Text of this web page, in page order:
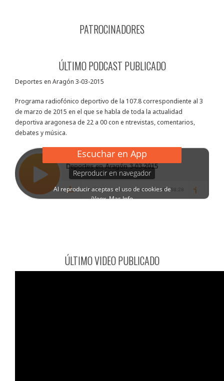
PATROCINADORES
ÚLTIMO PODCAST PUBLICADO
Deportes en Aragón 3-03-2015
Programa radiofónico deportivo de la 107.8 correspondiente al 3
de marzo de 2015 en el que se habla de toda la actualidad
deportiva aragonesa de 22 a 00 con e ntrevistas, comentarios,
debates y música.
ÚLTIMO VIDEO PUBLICADO